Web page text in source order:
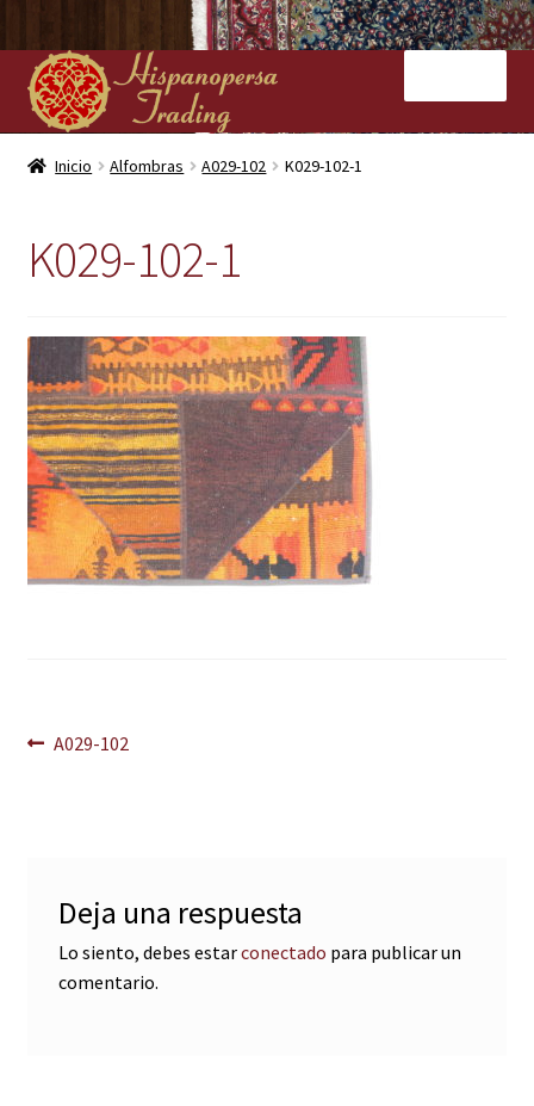
Ir
a
la
navegación
Ir
al
contenido
Inicio
Kilims
Contacto
Inicio Alfombras A029-102 K029-102-1
K029-102-1
Navegación
Anterior:
A029-102
Deja una respuesta
Lo siento, debes estarconectado para publicar un
comentario.